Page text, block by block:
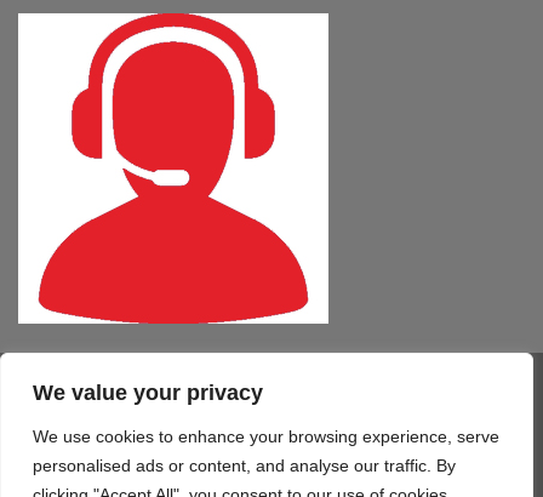
We value your privacy
We use cookies to enhance your browsing experience, serve
personalised ads or content, and analyse our traffic. By
Visa PayPal MasterCard
Delivery
COMPUTER – TABLET – SMARTPHONE SOFTWARE
SERVIZI
STAMPA 3D
TELEFONIA CONTATTI
Copyright 2026 ©Mono Informatica S.r.l.c.r.